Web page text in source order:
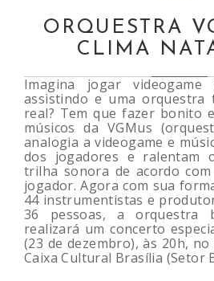
ORQUESTRA
CLIMA
Imagina jogar
assistindo e uma orquestra
real? Tem que fazer bonito
músicos da VGMus
analogia a videogame e
dos jogadores e ralentam
trilha sonora de acordo
jogador. Agora com sua
44 instrumentistas e
36 pessoas, a orquestra
realizará um concerto
(23 de dezembro), às 20h,
Caixa Cultural Brasília (Setor